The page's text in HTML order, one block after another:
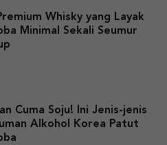
Whisky yang Layak
Minimal Sekali Seumur
Cuma Soju! Ini Jenis-jenis
Alkohol Korea Patut